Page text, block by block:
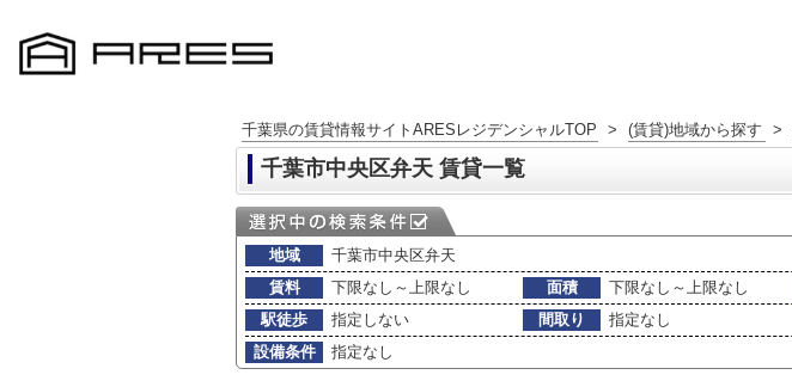
千葉県の賃貸情報サイトARESレジデンシャルTOP > (賃貸)地域から探す >
千葉市中央区弁天 賃貸一覧
地域
千葉市中央区弁天
賃料
下限なし～上限なし 面積 下限なし～上限なし
駅徒歩
指定しない 間取り
指定なし
設備条件
指定なし